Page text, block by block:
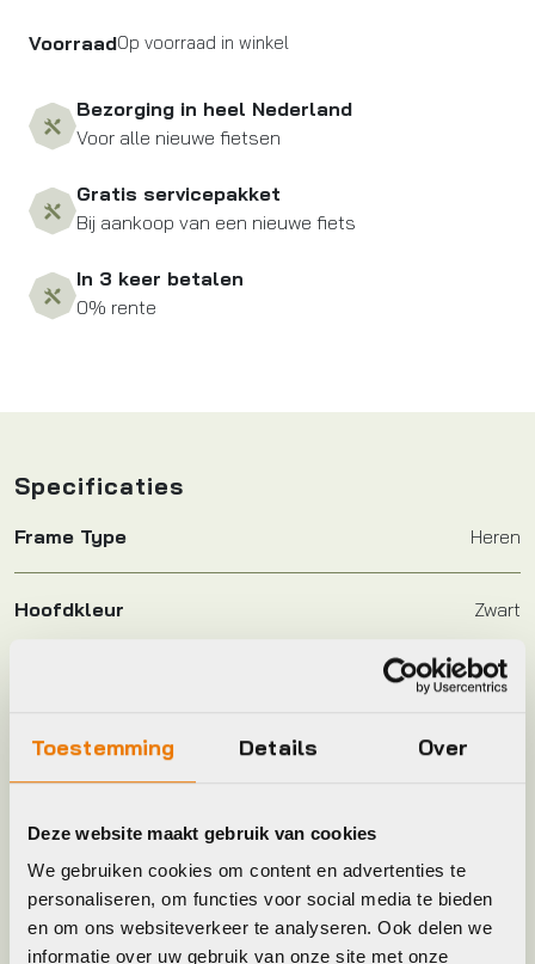
Toestemming Details Over
Deze website maakt gebruik van cookies
We gebruiken cookies om content en advertenties te
personaliseren, om functies voor social media te bieden
en om ons websiteverkeer te analyseren. Ook delen we
informatie over uw gebruik van onze site met onze
VoorraadOp voorraad in winkel
Bezorging in heel Nederland
Voor alle nieuwe fietsen
Gratis servicepakket
Bij aankoop van een nieuwe fiets
In 3 keer betalen
0% rente
Specificaties
Frame Type Heren
Hoofdkleur Zwart
BROEK
Leverstatus Niet meer leverbaar
Model essential short men black s
Merk Agu